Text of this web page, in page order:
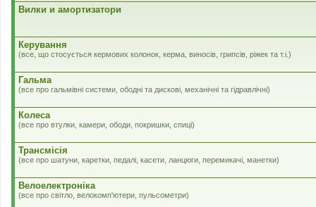
Вилки и амортизатори
Керування
(все, що стосується кермових колонок, керма, виносів, грипсів, ріжек та т.і.)
Гальма
(все про гальмівні системи, ободні та дискові, механічні та гідравлічні)
Колеса
(все про втулки, камери, ободи, покришки, спиці)
Трансмісія
(все про шатуни, каретки, педалі, касети, ланцюги, перемикачі, манетки)
Велоелектроніка
(все про світло, велокомп'ютери, пульсометри)